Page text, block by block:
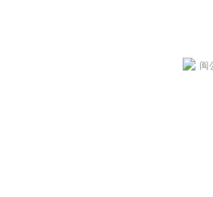
闽